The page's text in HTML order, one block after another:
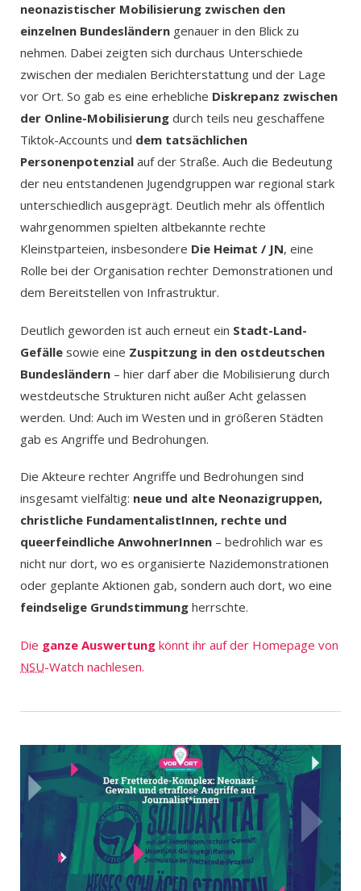
neonazistischer Mobilisierung zwischen den
einzelnen Bundesländern genauer in den Blick zu
nehmen. Dabei zeigten sich durchaus Unterschiede
zwischen der medialen Berichterstattung und der Lage
vor Ort. So gab es eine erhebliche Diskrepanz zwischen
der Online-Mobilisierung durch teils neu geschaffene
Tiktok-Accounts und dem tatsächlichen
Personenpotenzial auf der Straße. Auch die Bedeutung
der neu entstandenen Jugendgruppen war regional stark
unterschiedlich ausgeprägt. Deutlich mehr als öffentlich
wahrgenommen spielten altbekannte rechte
Kleinstparteien, insbesondere Die Heimat / JN, eine
Rolle bei der Organisation rechter Demonstrationen und
dem Bereitstellen von Infrastruktur.
Deutlich geworden ist auch erneut ein Stadt-Land-
Gefälle sowie eine Zuspitzung in den ostdeutschen
Bundesländern – hier darf aber die Mobilisierung durch
westdeutsche Strukturen nicht außer Acht gelassen
werden. Und: Auch im Westen und in größeren Städten
gab es Angriffe und Bedrohungen.
Die Akteure rechter Angriffe und Bedrohungen sind
insgesamt vielfältig: neue und alte Neonazigruppen,
christliche FundamentalistInnen, rechte und
queerfeindliche AnwohnerInnen – bedrohlich war es
nicht nur dort, wo es organisierte Nazidemonstrationen
oder geplante Aktionen gab, sondern auch dort, wo eine
feindselige Grundstimmung herrschte.
Die ganze Auswertung könnt ihr auf der Homepage von
NSU-Watch nachlesen.